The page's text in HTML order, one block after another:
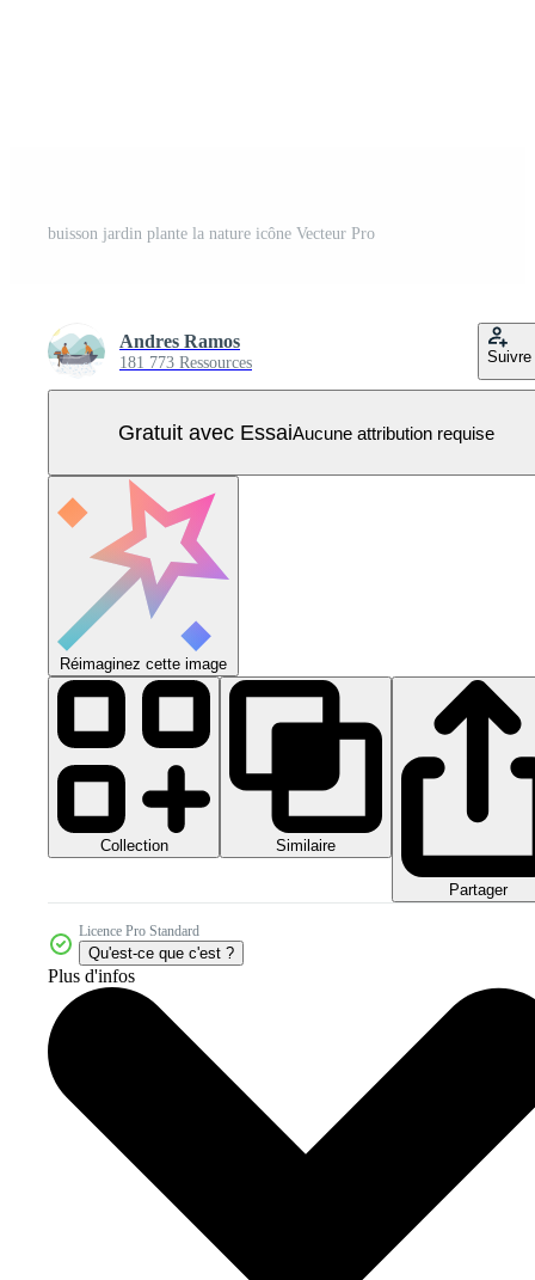
buisson jardin plante la nature icône Vecteur Pro
Andres Ramos
181 773 Ressources Suivre
Gratuit avec EssaiAucune attribution requise
Réimaginez cette image
Collection Similaire
Partager
Licence Pro Standard
Qu'est-ce que c'est ?
Plus d'infos